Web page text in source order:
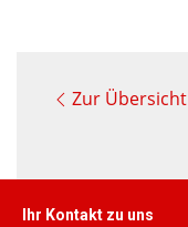
Zur Übersicht
Ihr Kontakt zu uns